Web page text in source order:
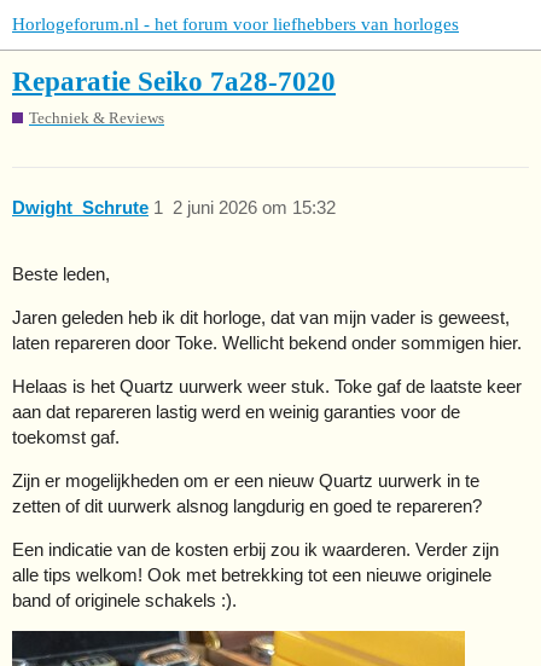
Horlogeforum.nl - het forum voor liefhebbers van horloges
Reparatie Seiko 7a28-7020
Techniek & Reviews
Dwight_Schrute 2 juni 2026 om 15:32
1
Beste leden,
Jaren geleden heb ik dit horloge, dat van mijn vader is geweest,
laten repareren door Toke. Wellicht bekend onder sommigen hier.
Helaas is het Quartz uurwerk weer stuk. Toke gaf de laatste keer
aan dat repareren lastig werd en weinig garanties voor de
toekomst gaf.
Zijn er mogelijkheden om er een nieuw Quartz uurwerk in te
zetten of dit uurwerk alsnog langdurig en goed te repareren?
Een indicatie van de kosten erbij zou ik waarderen. Verder zijn
alle tips welkom! Ook met betrekking tot een nieuwe originele
band of originele schakels :).